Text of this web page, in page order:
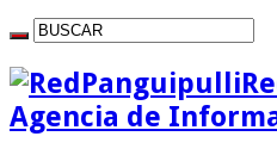
Agencia de